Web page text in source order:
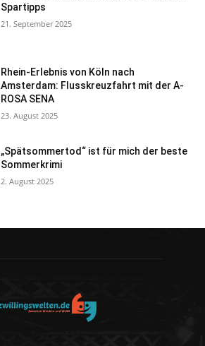
Spartipps
21. September 2025
Rhein-Erlebnis von Köln nach
Amsterdam: Flusskreuzfahrt mit der A-
ROSA SENA
23. August 2025
„Spätsommertod“ ist für mich der beste
Sommerkrimi
2. August 2025